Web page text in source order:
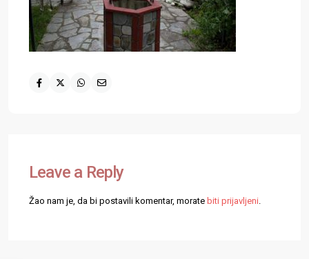
Leave a Reply
Žao nam je, da bi postavili komentar, morate biti prijavljeni.